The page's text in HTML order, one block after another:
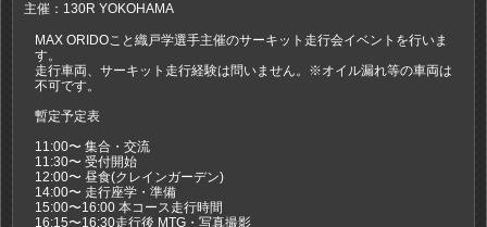
主催：130R YOKOHAMA
MAX ORIDOこと織戸学選手主催のサーキット走行会イベントを行いま
す。
走行車両、サーキット走行経験は問いません。※オイル漏れ等の車両は
不可です。
暫定予定表
11:00〜 集合・交流
11:30〜 受付開始
12:00〜 昼食(クレインガーデン)
14:00〜 走行座学・準備
15:00〜16:00 本コース走行時間
16:15〜16:30走行後 MTG・写真撮影